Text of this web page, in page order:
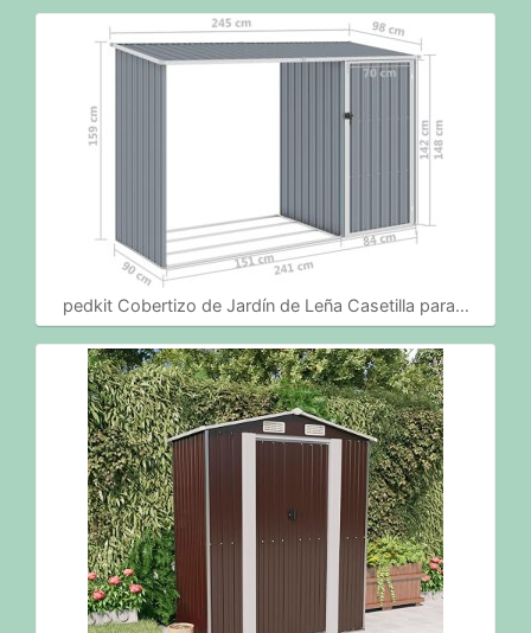
pedkit Cobertizo de Jardín de Leña Casetilla para…